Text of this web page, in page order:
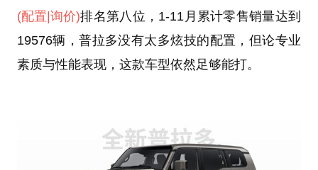
(配置|询价)排名第八位，1-11月累计零售销量达到
19576辆，普拉多没有太多炫技的配置，但论专业
素质与性能表现，这款车型依然足够能打。